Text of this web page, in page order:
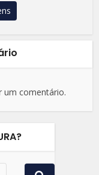
um comentário.